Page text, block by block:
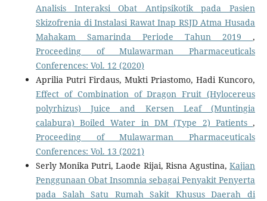
Analisis Interaksi Obat Antipsikotik pada Pasien
Skizofrenia di Instalasi Rawat Inap RSJD Atma Husada
Mahakam Samarinda Periode Tahun 2019,
Proceeding of Mulawarman Pharmaceuticals
Conferences: Vol. 12 (2020)
Aprilia Putri Firdaus, Mukti Priastomo, Hadi Kuncoro,
Effect of Combination of Dragon Fruit (Hylocereus
polyrhizus) Juice and Kersen Leaf (Muntingia
calabura) Boiled Water in DM (Type 2) Patients,
Proceeding of Mulawarman Pharmaceuticals
Conferences: Vol. 13 (2021)
Serly Monika Putri, Laode Rijai, Risna Agustina,Kajian
Penggunaan Obat Insomnia sebagai Penyakit Penyerta
pada Salah Satu Rumah Sakit Khusus Daerah di